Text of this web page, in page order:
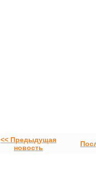
<< Предыдущая
новость